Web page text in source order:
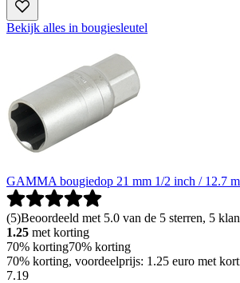
Bekijk alles in bougiesleutel
GAMMA bougiedop 21 mm 1/2 inch / 12.7
(5)Beoordeeld met 5.0 van de 5 sterren, 5
1.25 met korting
70% korting70% korting
70% korting, voordeelprijs: 1.25 euro met
7.19